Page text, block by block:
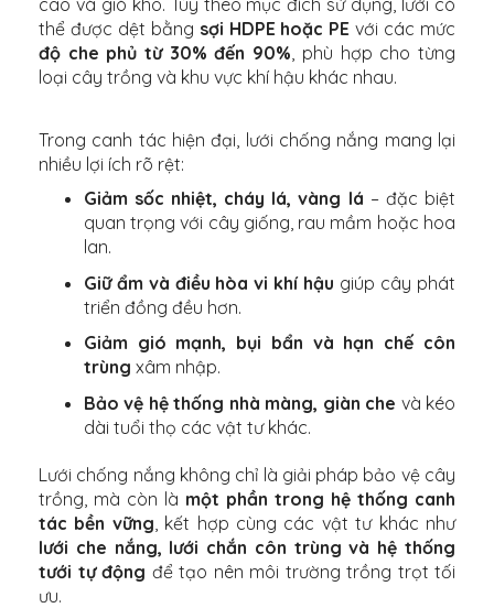
cao và gió khô. Tùy theo mục đích sử dụng, lưới có
thể được dệt bằng sợi HDPE hoặc PE với các mức
độ che phủ từ 30% đến 90%, phù hợp cho từng
loại cây trồng và khu vực khí hậu khác nhau.
Trong canh tác hiện đại, lưới chống nắng mang lại
nhiều lợi ích rõ rệt:
Giảm sốc nhiệt, cháy lá, vàng lá – đặc biệt
quan trọng với cây giống, rau mầm hoặc hoa
lan.
Giữ ẩm và điều hòa vi khí hậu giúp cây phát
triển đồng đều hơn.
Giảm gió mạnh, bụi bẩn và hạn chế côn
trùng xâm nhập.
Bảo vệ hệ thống nhà màng, giàn che và kéo
dài tuổi thọ các vật tư khác.
Lưới chống nắng không chỉ là giải pháp bảo vệ cây
trồng, mà còn là một phần trong hệ thống canh
tác bền vững , kết hợp cùng các vật tư khác như
lưới che nắng, lưới chắn côn trùng và hệ thống
tưới tự động để tạo nên môi trường trồng trọt tối
ưu.